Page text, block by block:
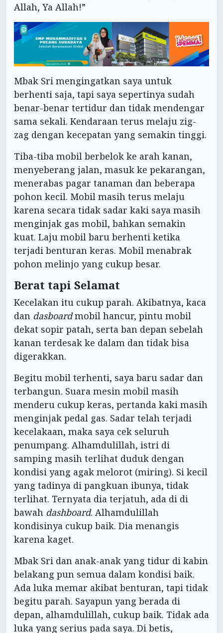
Allah, Ya Allah!”
Mbak Sri mengingatkan saya untuk
berhenti saja, tapi saya sepertinya sudah
benar-benar tertidur dan tidak mendengar
sama sekali. Kendaraan terus melaju zig-
zag dengan kecepatan yang semakin tinggi.
Tiba-tiba mobil berbelok ke arah kanan,
menyeberang jalan, masuk ke pekarangan,
menerabas pagar tanaman dan beberapa
pohon kecil. Mobil masih terus melaju
karena secara tidak sadar kaki saya masih
menginjak gas mobil, bahkan semakin
kuat. Laju mobil baru berhenti ketika
terjadi benturan keras. Mobil menabrak
pohon melinjo yang cukup besar.
Berat tapi Selamat
Kecelakan itu cukup parah. Akibatnya, kaca
dan dasboardmobil hancur, pintu mobil
dekat sopir patah, serta ban depan sebelah
kanan terdesak ke dalam dan tidak bisa
digerakkan.
Begitu mobil terhenti, saya baru sadar dan
terbangun. Suara mesin mobil masih
menderu cukup keras, pertanda kaki masih
menginjak pedal gas. Sadar telah terjadi
kecelakaan, maka saya cek seluruh
penumpang. Alhamdulillah, istri di
samping masih terlihat duduk dengan
kondisi yang agak melorot (miring). Si kecil
yang tadinya di pangkuan ibunya, tidak
terlihat. Ternyata dia terjatuh, ada di di
bawah dashboard. Alhamdulillah
kondisinya cukup baik. Dia menangis
karena kaget.
Mbak Sri dan anak-anak yang tidur di kabin
belakang pun semua dalam kondisi baik.
Ada luka memar akibat benturan, tapi tidak
begitu parah. Sayapun yang berada di
depan, alhamdulillah, cukup baik. Tidak ada
luka yang serius pada saya. Di betis,